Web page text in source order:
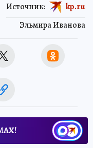
Эльмира Иванова
Источник: kp.ru